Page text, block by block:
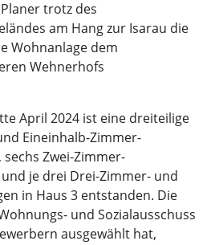
trotz des
am Hang zur Isarau die
Wohnanlage dem
Wehnerhofs
April 2024 ist eine dreiteilige
Eineinhalb-Zimmer-
Zwei-Zimmer-
je drei Drei-Zimmer- und
in Haus 3 entstanden. Die
und Sozialausschuss
ausgewählt hat,